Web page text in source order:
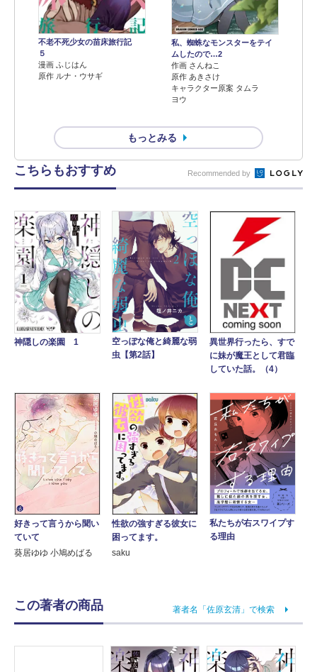
不老不死少女の苗床旅行記
５
漫画 ふじはん
原作 ルナ・ウサギ
私、蜘蛛なモンスターをテイ
ムしたので…2
作画 さんねこ
原作 あきさけ
キャラクター原案 タムラ
ヨウ
もっとみる
こちらもおすすめ Recommended by
神隠しの楽園 1
空っぽな俺と綺麗な弱
虫【第2話】
異世界行ったら、すで
に妹が魔王として君臨
していた話。（4）
好きって言うから聞い
ていて
葵居ゆゆ 小鳩めばる
性欲の強すぎる彼女に
困ってます。
saku
私たちが右スワイプす
る理由
この著者の商品 著者名「佐原玄清」で検索